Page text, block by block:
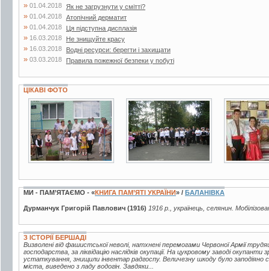
» 01.04.2018 Як не загрузнути у смітті?
» 01.04.2018 Атопічний дерматит
» 01.04.2018 Ця підступна дисплазія
» 16.03.2018 Не знищуйте красу
» 16.03.2018 Водні ресурси: берегти і захищати
» 03.03.2018 Правила пожежної безпеки у побуті
ЦІКАВІ ФОТО
7 фото 27 фото 5 фото
МИ - ПАМ’ЯТАЄМО - «КНИГА ПАМ’ЯТІ УКРАЇНИ» / БАЛАНІВКА
Дурманчук Григорій Павлович (1916) 1916 р., українець, селянин.
З ІСТОРІЇ БЕРШАДІ
Визволені від фашистської неволі, натхнені перемогами Червоної Армії
господарства, за ліквідацію наслідків окупації. На цукровому заводі
устаткування, знищили інвентар радгоспу. Величезну шкоду було заподіяно
міста, виведено з ладу водогін. Завдяки...